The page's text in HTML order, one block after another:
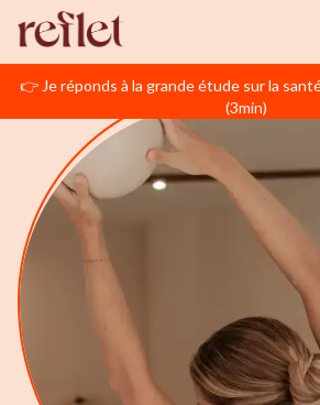
👉 Je réponds à la grande étude sur la
(3min)